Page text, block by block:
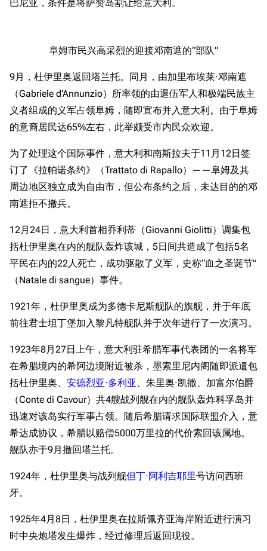
巴尼亚，条件是将萨赞岛割让给意大利。
阜姆市民兴高采烈的迎接邓南遮的“部队”
9月，杜伊里奥返回塔兰托。同月，由加里布埃莱·邓南遮
（Gabriele d’Annunzio）所率领的由退伍军人和极端民族主
义者组成的义军占领阜姆，随即宣布并入意大利。由于阜姆
的意裔居民达65%左右，此举颇受市内民众欢迎。
为了处理这个国际事件，意大利和南斯拉夫于11月12日签
订了《拉帕诺条约》（Trattato di Rapallo）——阜姆及其
周边地区独立成为自由市，但公布条约之后，未达目的的邓
南遮拒不撤兵。
12月24日，意大利首相乔利蒂（Giovanni Giolitti）调集包
括杜伊里奥在内的舰队轰炸该城，5日间共造成了包括5名
平民在内的22人死亡，成功驱散了义军，史称“血之圣诞节”
（Natale di sangue）事件。
1921年，杜伊里奥成为多德卡尼斯舰队的旗舰，并于年底
前往君士坦丁堡加入黎凡特舰队并于次年进行了一次演习。
1923年8月27日上午，意大利驻希腊军事代表团的一名将军
在希腊境内的希阿边境附近被杀，墨索里尼内阁随即派遣包
括杜伊里奥、 安德烈亚·多利亚 、朱里奥·凯撒、加富尔伯爵
（Conte di Cavour）共4艘战列舰在内的舰队轰炸科孚岛并
迅速对该岛实行军事占领。随后希腊请求国际联盟介入，意
希达成协议，希腊以赔偿5000万里拉的代价索回该属地。
舰队亦于9月撤回塔兰托。
1924年，杜伊里奥与战列舰但丁·阿利吉耶里号访问西班
牙。
1925年4月8日，杜伊里奥在拉斯佩齐亚海岸附近进行演习
时中央炮塔发生爆炸，经过修理后返回现役。